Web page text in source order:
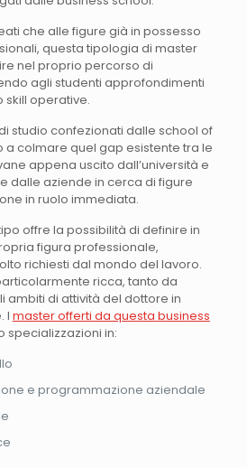
che alle figure già in possesso
questa tipologia di master
nel proprio percorso di
agli studenti approfondimenti
skill operative.
studio confezionati dalle school of
colmare quel gap esistente tra le
appena uscito dall’università e
dalle aziende in cerca di figure
in ruolo immediata.
offre la possibilità di definire in
figura professionale,
richiesti dal mondo del lavoro.
ricca, tanto da
ambiti di attività del dottore in
I master offerti da questa business
specializzazioni in:
e programmazione aziendale